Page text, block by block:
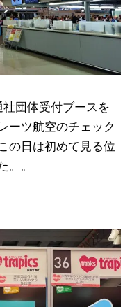
団体受付ブースを
ーツ航空のチェック
の日は初めて見る位
。。